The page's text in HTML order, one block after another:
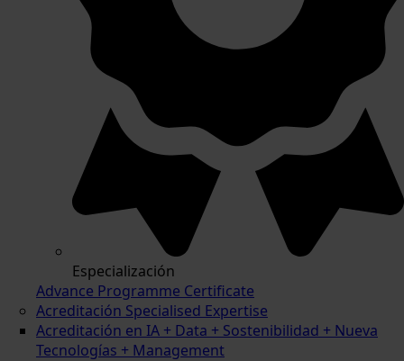
Especialización
Advance Programme Certificate
Acreditación Specialised Expertise
Acreditación en IA + Data + Sostenibilidad + Nueva
Tecnologías + Management